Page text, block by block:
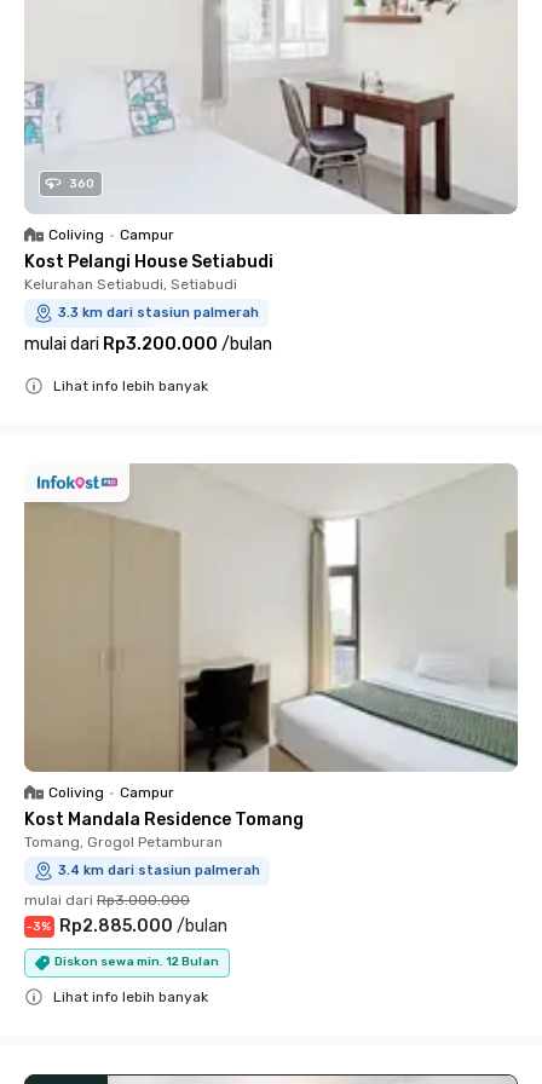
360
Coliving • Campur
Kost Pelangi House Setiabudi
Kelurahan Setiabudi, Setiabudi
3.3 km dari stasiun palmerah
mulai dari Rp3.200.000 /bulan
Lihat info lebih banyak
Coliving • Campur
Kost Mandala Residence Tomang
Tomang, Grogol Petamburan
3.4 km dari stasiun palmerah
mulai dari Rp3.000.000
-3% Rp2.885.000 /bulan
Diskon sewa min. 12 Bulan
Lihat info lebih banyak